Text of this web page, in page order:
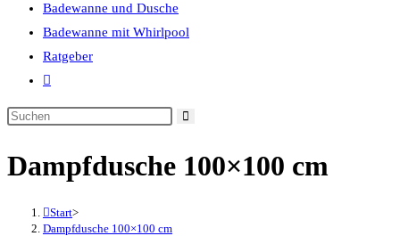
Badewanne und Dusche
Badewanne mit Whirlpool
Ratgeber
Website-
umschalten
Dampfdusche 100×100 cm
Start>
Dampfdusche 100×100 cm